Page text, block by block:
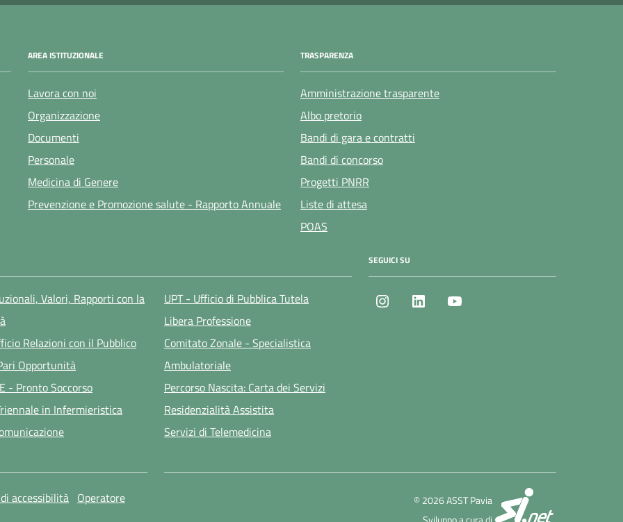
AREA ISTITUZIONALE
Lavora con noi
Organizzazione
Documenti
Personale
Medicina di Genere
Prevenzione e Promozione salute - Rapporto Annuale
TRASPARENZA
Amministrazione trasparente
Albo pretorio
Bandi di gara e contratti
Bandi di concorso
Progetti PNRR
Liste di attesa
POAS
Valori, Rapporti con la
Relazioni con il Pubblico
Opportunità
- Pronto Soccorso
in Infermieristica
UPT - Ufficio di Pubblica Tutela
Libera Professione
Comitato Zonale - Specialistica
Ambulatoriale
Percorso Nascita: Carta dei Servizi
Residenzialità Assistita
Servizi di Telemedicina
SEGUICI SU
Instagram LinkedIn
accessibilità Operatore
© 2026 ASST Pavia